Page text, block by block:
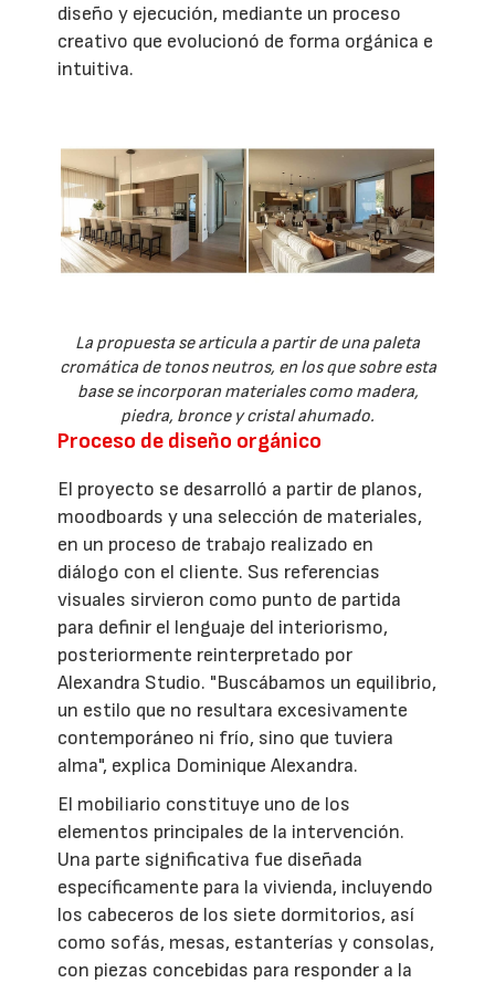
diseño y ejecución, mediante un proceso
creativo que evolucionó de forma orgánica e
intuitiva.
La propuesta se articula a partir de una paleta
cromática de tonos neutros, en los que sobre esta
base se incorporan materiales como madera,
piedra, bronce y cristal ahumado.
Proceso de diseño orgánico
El proyecto se desarrolló a partir de planos,
moodboards y una selección de materiales,
en un proceso de trabajo realizado en
diálogo con el cliente. Sus referencias
visuales sirvieron como punto de partida
para definir el lenguaje del interiorismo,
posteriormente reinterpretado por
Alexandra Studio. "Buscábamos un equilibrio,
un estilo que no resultara excesivamente
contemporáneo ni frío, sino que tuviera
alma", explica Dominique Alexandra.
El mobiliario constituye uno de los
elementos principales de la intervención.
Una parte significativa fue diseñada
específicamente para la vivienda, incluyendo
los cabeceros de los siete dormitorios, así
como sofás, mesas, estanterías y consolas,
con piezas concebidas para responder a la